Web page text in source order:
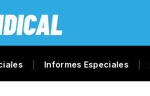
Informes Especiales